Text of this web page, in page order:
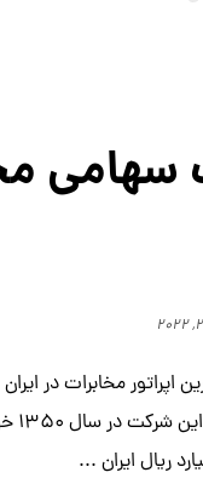
اپراتور مخابرات در
ریال ایران ...